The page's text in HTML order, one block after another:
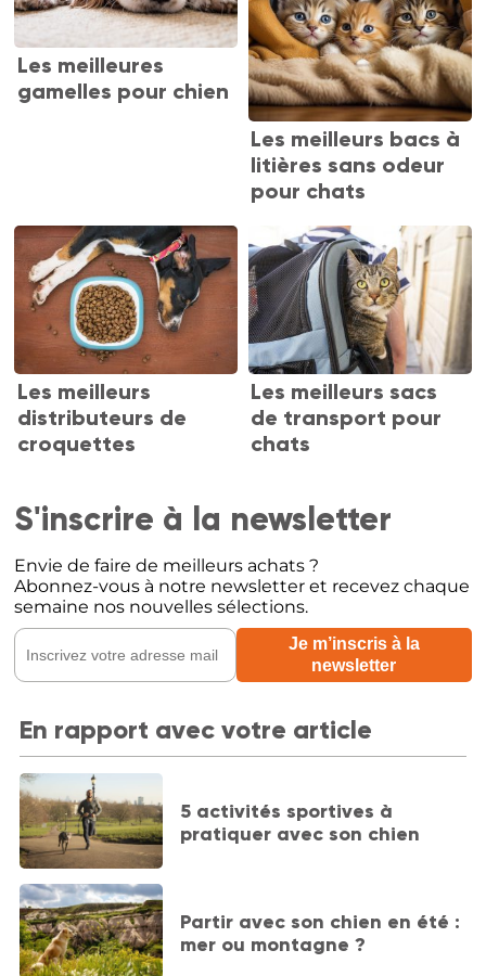
Les meilleures
gamelles pour chien
Les meilleurs bacs à
litières sans odeur
pour chats
Les meilleurs
distributeurs de
croquettes
Les meilleurs sacs
de transport pour
chats
S'inscrire à la newsletter
Envie de faire de meilleurs achats ?
Abonnez-vous à notre newsletter et recevez chaque
semaine nos nouvelles sélections.
En rapport avec votre article
5 activités sportives à
pratiquer avec son chien
Partir avec son chien en été :
mer ou montagne ?